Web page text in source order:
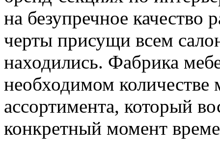
на безупречное качество
черты присущи всем
находились. Фабрика
необходимом количестве
ассортимента, который
конкретный момент